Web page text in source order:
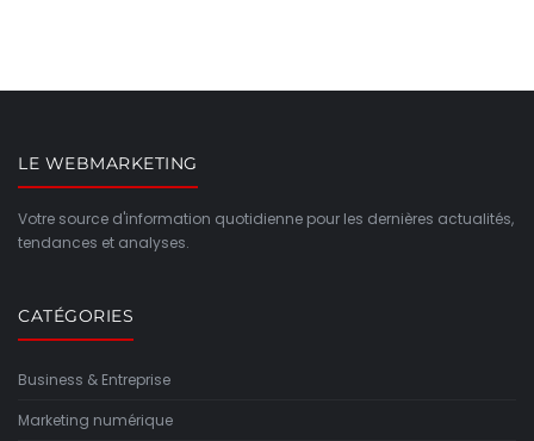
LE WEBMARKETING
Votre source d'information quotidienne pour les dernières actualités,
tendances et analyses.
CATÉGORIES
Business & Entreprise
Marketing numérique